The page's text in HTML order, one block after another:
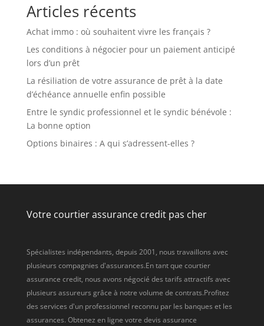
Articles récents
Achat immo : où souhaitent vivre les français ?
Les conditions à négocier pour un paiement anticipé
lors d’un prêt
La résiliation de votre assurance de prêt à la date
d’échéance annuelle enfin possible
Entre le syndic professionnel et le syndic bénévole :
La bonne option
Options binaires : A qui s’adressent-elles ?
Votre courtier assurance credit pas cher
Spécialistes indépendants, depuis 2001, nous travaillons avec
plusieurs compagnies d'assurances.En tant que courtier
assurance credit, nous avons négocié des tarifs attractifs avec
plusieurs assureurs grâce à notre volume de contrats.Profitez
des services d'un professionnel reconnu par les banques et les
assurances. Obtenez en ligne votre devis assurance